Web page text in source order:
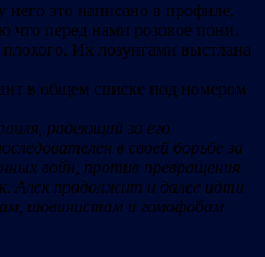
это написано в профиле,
что перед нами розовое пони.
Их лозунгами выстлана
в общем списке под номером
радеющий за его
в своей борьбе за
войн, против превращения
Алек продолжит и далее идти
шовинистам и гомофобам